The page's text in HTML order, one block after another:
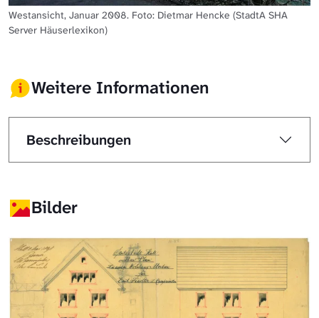
Westansicht, Januar 2008. Foto: Dietmar Hencke (StadtA SHA
Server Häuserlexikon)
Weitere Informationen
Beschreibungen
Bilder